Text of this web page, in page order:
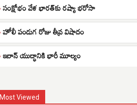
సంక్షోభం వేళ భారత్‌కు రష్యా భరోసా
హోలీ పండుగ రోజు తీవ్ర విషాదం
ఇరాన్ యుద్ధానికి భారీ మూల్యం
Most Viewed